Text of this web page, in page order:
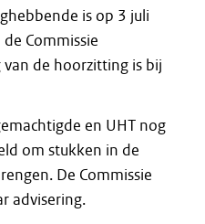
is op 3 juli
Commissie
de hoorzitting is bij
en UHT nog
om stukken in de
De Commissie
advisering.